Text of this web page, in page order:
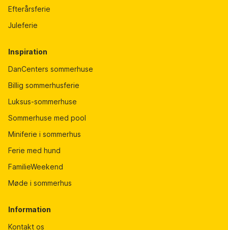
Efterårsferie
Juleferie
Inspiration
DanCenters sommerhuse
Billig sommerhusferie
Luksus-sommerhuse
Sommerhuse med pool
Miniferie i sommerhus
Ferie med hund
FamilieWeekend
Møde i sommerhus
Information
Kontakt os